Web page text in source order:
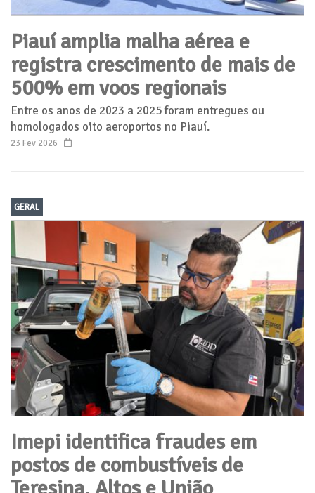
Piauí amplia malha aérea e
registra crescimento de mais de
500% em voos regionais
Entre os anos de 2023 a 2025 foram entregues ou
homologados oito aeroportos no Piauí.
23 Fev 2026
GERAL
Imepi identifica fraudes em
postos de combustíveis de